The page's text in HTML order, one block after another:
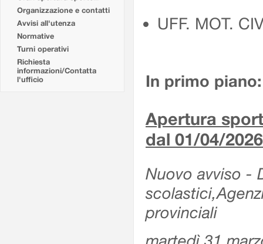
Organizzazione e contatti
Avvisi all'utenza
Normative
Turni operativi
Richiesta
informazioni/Contatta
l'ufficio
UFF. MOT.
In primo piano:
Apertura
dal 01/04/2026
Nuovo avviso -
provinciali